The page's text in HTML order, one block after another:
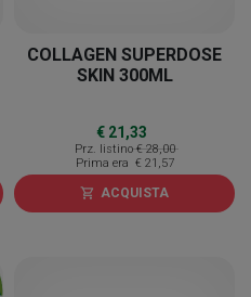
COLLAGEN SUPERDOSE
SKIN 300ML
€ 21,33
Prz. listino € 28,00
Prima era € 21,57
shopping_cart ACQUISTA